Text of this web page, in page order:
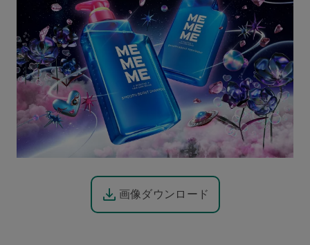
画像ダウンロード